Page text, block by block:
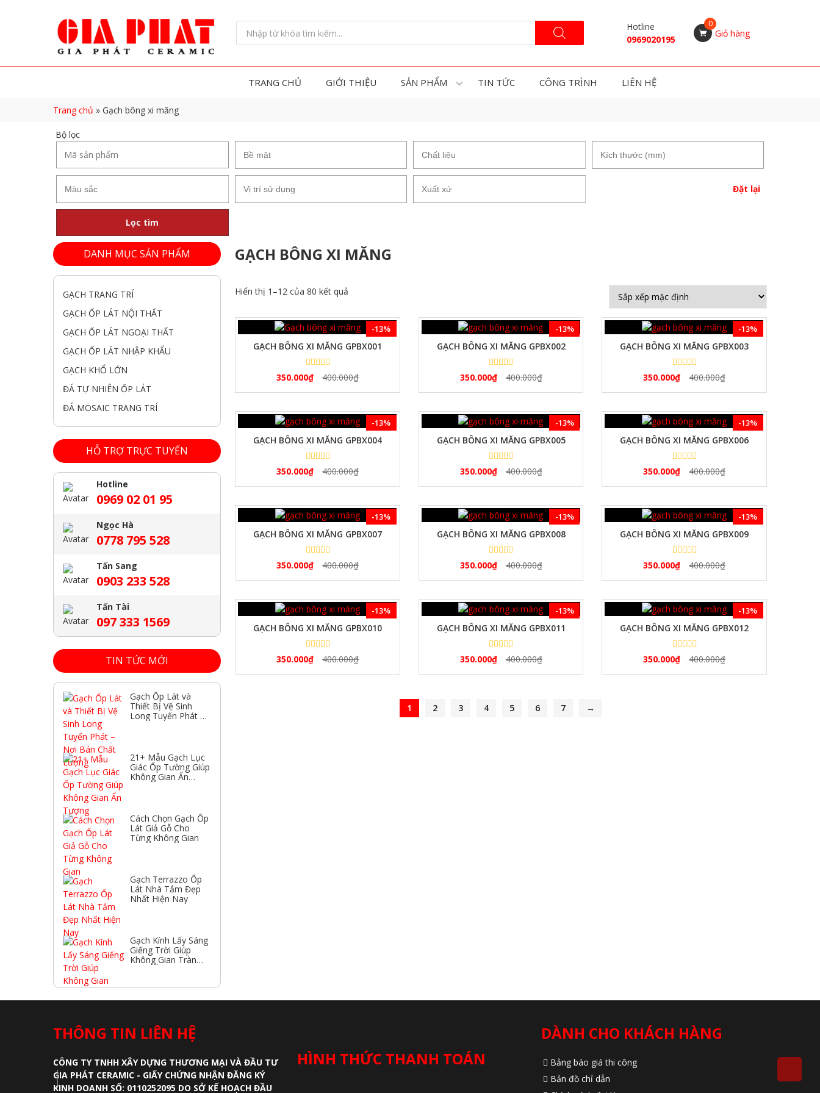
Hotline
0969020195
Giỏ hàng
TRANG CHỦ GIỚI THIỆU SẢN PHẨM TIN TỨC CÔNG TRÌNH LIÊN HỆ
Trang chủ » Gạch bông xi măng
Bộ lọc
Đặt lại
Lọc tìm
GẠCH BÔNG XI MĂNG
Hiển thị 1–12 của 80 kết quả
XEM NHANH
GẠCH BÔNG XI MĂNG GPBX001
350.000₫ 400.000₫
-13%
XEM NHANH
GẠCH BÔNG XI MĂNG GPBX002
350.000₫ 400.000₫
-13%
XEM NHANH
GẠCH BÔNG XI MĂNG GPBX003
350.000₫ 400.000₫
-13%
XEM NHANH
GẠCH BÔNG XI MĂNG GPBX004
350.000₫ 400.000₫
-13%
XEM NHANH
GẠCH BÔNG XI MĂNG GPBX005
350.000₫ 400.000₫
-13%
XEM NHANH
GẠCH BÔNG XI MĂNG GPBX006
350.000₫ 400.000₫
-13%
XEM NHANH
GẠCH BÔNG XI MĂNG GPBX007
350.000₫ 400.000₫
-13%
XEM NHANH
GẠCH BÔNG XI MĂNG GPBX008
350.000₫ 400.000₫
-13%
XEM NHANH
GẠCH BÔNG XI MĂNG GPBX009
350.000₫ 400.000₫
-13%
XEM NHANH
GẠCH BÔNG XI MĂNG GPBX010
350.000₫ 400.000₫
-13%
XEM NHANH
GẠCH BÔNG XI MĂNG GPBX011
350.000₫ 400.000₫
-13%
XEM NHANH
GẠCH BÔNG XI MĂNG GPBX012
350.000₫ 400.000₫
-13%
1 2 3 4 5 6 7 →
DANH MỤC SẢN PHẨM
GẠCH TRANG TRÍ
GẠCH ỐP LÁT NỘI THẤT
GẠCH ỐP LÁT NGOẠI THẤT
GẠCH ỐP LÁT NHẬP KHẨU
GẠCH KHỔ LỚN
ĐÁ TỰ NHIÊN ỐP LÁT
ĐÁ MOSAIC TRANG TRÍ
HỖ TRỢ TRỰC TUYẾN
Hotline
0969 02 01 95
Ngọc Hà
0778 795 528
Tấn Sang
0903 233 528
Tấn Tài
097 333 1569
TIN TỨC MỚI
Gạch Ốp Lát và
Thiết Bị Vệ Sinh
Long Tuyến Phát –
21+ Mẫu Gạch Lục
Giác Ốp Tường Giúp
Không Gian Ấn
Cách Chọn Gạch Ốp
Lát Giả Gỗ Cho
Từng Không Gian
Gạch Terrazzo Ốp
Lát Nhà Tắm Đẹp
Nhất Hiện Nay
Gạch Kính Lấy Sáng
Giếng Trời Giúp
Không Gian Tràn
THÔNG TIN LIÊN HỆ
CÔNG TY TNHH XÂY DỰNG THƯƠNG MẠI VÀ ĐẦU TƯ
GIA PHÁT CERAMIC - GIẤY CHỨNG NHẬN ĐĂNG KÝ
KINH DOANH SỐ: 0110252095 DO SỞ KẾ HOẠCH ĐẦU
HÌNH THỨC THANH TOÁN
DÀNH CHO KHÁCH HÀNG
Bảng báo giá thi công
Bản đồ chỉ dẫn